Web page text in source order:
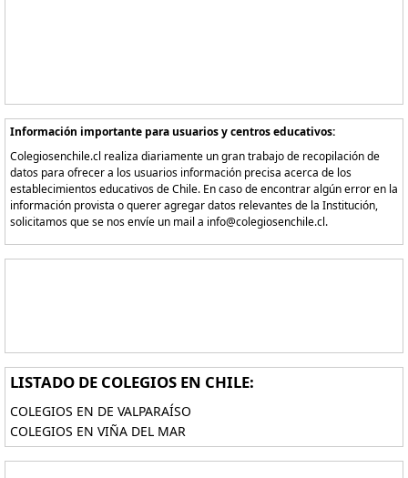
Información importante para usuarios y centros educativos:
Colegiosenchile.cl realiza diariamente un gran trabajo de recopilación de
datos para ofrecer a los usuarios información precisa acerca de los
establecimientos educativos de Chile. En caso de encontrar algún error en la
información provista o querer agregar datos relevantes de la Institución,
solicitamos que se nos envíe un mail a info@colegiosenchile.cl.
LISTADO DE COLEGIOS EN CHILE:
COLEGIOS EN DE VALPARAÍSO
COLEGIOS EN VIÑA DEL MAR